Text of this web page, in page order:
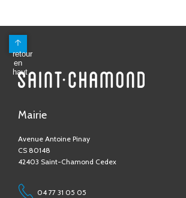
Mairie
Avenue Antoine Pinay
04 77 31 05 05